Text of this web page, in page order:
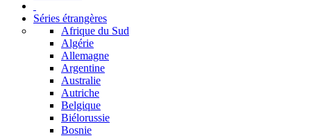
Séries étrangères
Afrique du Sud
Algérie
Allemagne
Argentine
Australie
Autriche
Belgique
Biélorussie
Bosnie